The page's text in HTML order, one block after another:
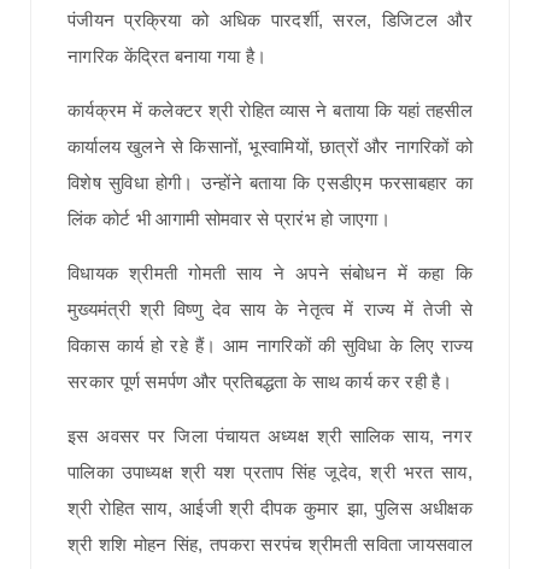
पंजीयन प्रक्रिया को अधिक पारदर्शी, सरल, डिजिटल और
नागरिक केंद्रित बनाया गया है।
कार्यक्रम में कलेक्टर श्री रोहित व्यास ने बताया कि यहां तहसील
कार्यालय खुलने से किसानों, भूस्वामियों, छात्रों और नागरिकों को
विशेष सुविधा होगी। उन्होंने बताया कि एसडीएम फरसाबहार का
लिंक कोर्ट भी आगामी सोमवार से प्रारंभ हो जाएगा।
विधायक श्रीमती गोमती साय ने अपने संबोधन में कहा कि
मुख्यमंत्री श्री विष्णु देव साय के नेतृत्व में राज्य में तेजी से
विकास कार्य हो रहे हैं। आम नागरिकों की सुविधा के लिए राज्य
सरकार पूर्ण समर्पण और प्रतिबद्धता के साथ कार्य कर रही है।
इस अवसर पर जिला पंचायत अध्यक्ष श्री सालिक साय, नगर
पालिका उपाध्यक्ष श्री यश प्रताप सिंह जूदेव, श्री भरत साय,
श्री रोहित साय, आईजी श्री दीपक कुमार झा, पुलिस अधीक्षक
श्री शशि मोहन सिंह, तपकरा सरपंच श्रीमती सविता जायसवाल